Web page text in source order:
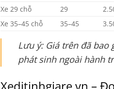
Xe 29 chỗ
29
Xe 35–45 chỗ
35–45
Lưu ý: Giá trên đã
phát sinh ngoài hành